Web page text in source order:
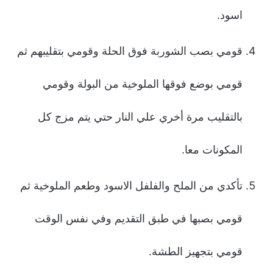
اسود.
قومي بصب الشوربة فوق الحلة وقومي بتقليبهم ثم
قومي بوضع فوقها الملوخية من البولة وقومي
بالتقليب مرة أخري علي النار حتي يتم مزج كل
المكونات معا.
تأكدي من الملح والفلفل الاسود وطعم الملوخية ثم
قومي بصبها في طبق التقديم وفي نفس الوقت
قومي بتجهيز الطشة.